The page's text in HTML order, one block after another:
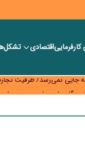
کارفرماییاقتصادی
مناطق آزاد و ویژه
تجارت ۳۰۰ میلیارد دلاری با همسایگان وجود
درباره قیمت و